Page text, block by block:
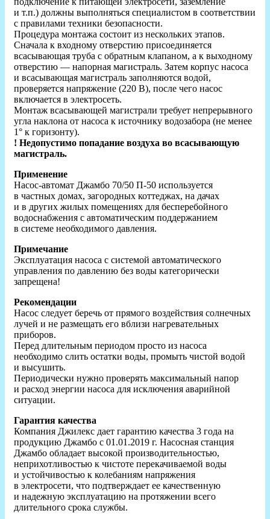
и т.п.) должны выполняться специалистом в соответствии
с правилами техники безопасности.
Процедура монтажа состоит из нескольких этапов.
Сначала к входному отверстию присоединяется
всасывающая труба с обратным клапаном, а к выходному
отверстию — напорная магистраль. Затем корпус насоса
и всасывающая магистраль заполняются водой,
проверяется напряжение (220 В), после чего насос
включается в электросеть.
Монтаж всасывающей магистрали требует непрерывного
угла наклона от насоса к источнику водозабора (не менее
1° к горизонту).
! Недопустимо попадание воздуха во всасывающую
магистраль.
Применение
Насос-автомат Джамбо 70/50 П-50 используется
в частных домах, загородных коттеджах, на дачах
и в других жилых помещениях для бесперебойного
водоснабжения с автоматическим поддержанием
в системе необходимого давления.
Примечание
Эксплуатация насоса с системой автоматического
управления по давлению без воды категорически
запрещена!
Рекомендации
Насос следует беречь от прямого воздействия солнечных
лучей и не размещать его вблизи нагревательных
приборов.
Перед длительным периодом просто из насоса
необходимо слить остатки воды, промыть чистой водой
и высушить.
Периодически нужно проверять максимальный напор
и расход энергии насоса для исключения аварийной
ситуации.
Гарантия качества
Компания Джилекс дает гарантию качества 3 года на
продукцию Джамбо с 01.01.2019 г. Насосная станция
Джамбо обладает высокой производительностью,
неприхотливостью к чистоте перекачиваемой воды
и устойчивостью к колебаниям напряжения
в электросети, что подтверждает ее качественную
и надежную эксплуатацию на протяжении всего
длительного срока службы.